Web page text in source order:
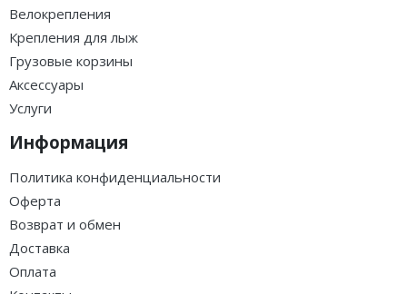
Велокрепления
Крепления для лыж
Грузовые корзины
Аксессуары
Услуги
Информация
Политика конфиденциальности
Оферта
Возврат и обмен
Доставка
Оплата